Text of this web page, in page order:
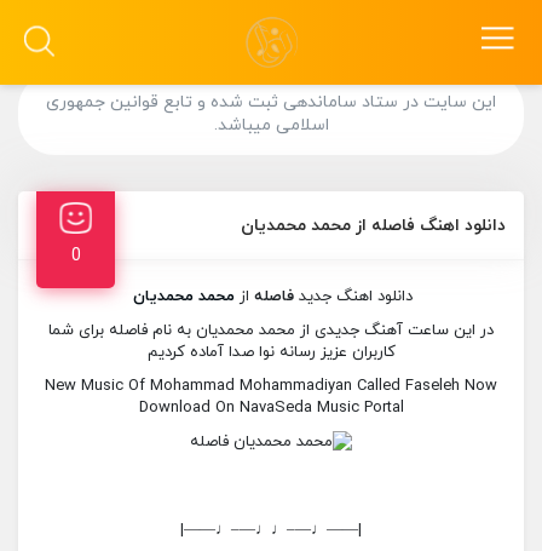
این سایت در ستاد ساماندهی ثبت شده و تابع قوانین جمهوری
اسلامی میباشد.
دانلود اهنگ فاصله از محمد محمدیان
0
دانلود اهنگ جدیدفاصله ازمحمد محمدیان
در این ساعت آهنگ جدیدی از محمد محمدیان به نام فاصله برای شما
کاربران عزیز رسانه نوا صدا آماده کردیم
New Music Of Mohammad Mohammadiyan Called Faseleh Now
Download On NavaSeda Music Portal
|——♩—–♩♩—–♩——|